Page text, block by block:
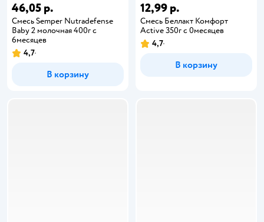
46,05 р.
Смесь Semper Nutradefense
Baby 2 молочная 400г с
6месяцев
4,7
В корзину
12,99 р.
Смесь Беллакт Комфорт
Active 350г с 0месяцев
4,7
В корзину